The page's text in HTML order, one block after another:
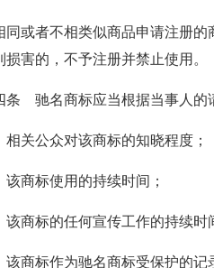
者不相类似商品申请注册的
害的，不予注册并禁止使用。
驰名商标应当根据当事人的请
公众对该商标的知晓程度；
商标使用的持续时间；
标的任何宣传工作的持续时
商标作为驰名商标受保护的记